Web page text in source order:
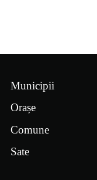
Municipii
Orașe
Comune
Sate